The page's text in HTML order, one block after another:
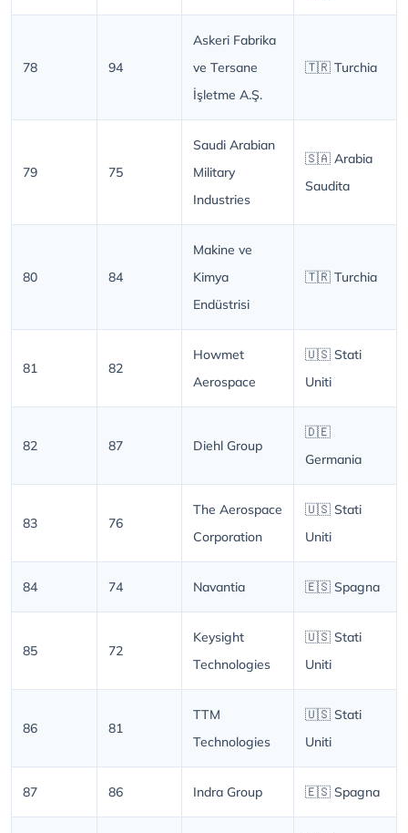
78 94
Askeri Fabrika
ve Tersane
İşletme A.Ş.
🇹🇷 Turchia
79 75
Saudi Arabian
Military
Industries
🇸🇦 Arabia
Saudita
80 84
Makine ve
Kimya
Endüstrisi
🇹🇷 Turchia
81 82
Howmet
Aerospace
🇺🇸 Stati
Uniti
82 87 Diehl Group
🇩🇪
Germania
83 76
The Aerospace
Corporation
🇺🇸 Stati
Uniti
84 74 Navantia 🇪🇸 Spagna
85 72
Keysight
Technologies
🇺🇸 Stati
Uniti
86 81
TTM
Technologies
🇺🇸 Stati
Uniti
87 86 Indra Group 🇪🇸 Spagna